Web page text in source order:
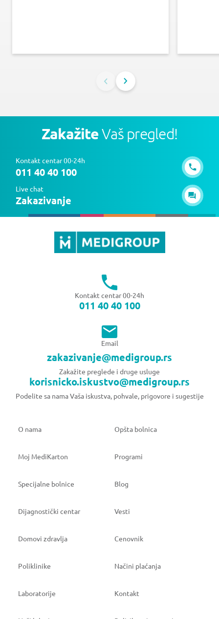
ZakažiteVaš pregled!
Kontakt centar 00-24h
011 40 40 100
Live chat
Zakazivanje
Kontakt centar 00-24h
011 40 40 100
Email
zakazivanje@medigroup.rs
Zakažite preglede i druge usluge
korisnicko.iskustvo@medigroup.rs
Podelite sa nama Vaša iskustva, pohvale, prigovore i sugestije
O nama Opšta bolnica
Moj MediKarton Programi
Specijalne bolnice Blog
Dijagnostički centar Vesti
Domovi zdravlja Cenovnik
Poliklinike Načini plaćanja
Laboratorije Kontakt